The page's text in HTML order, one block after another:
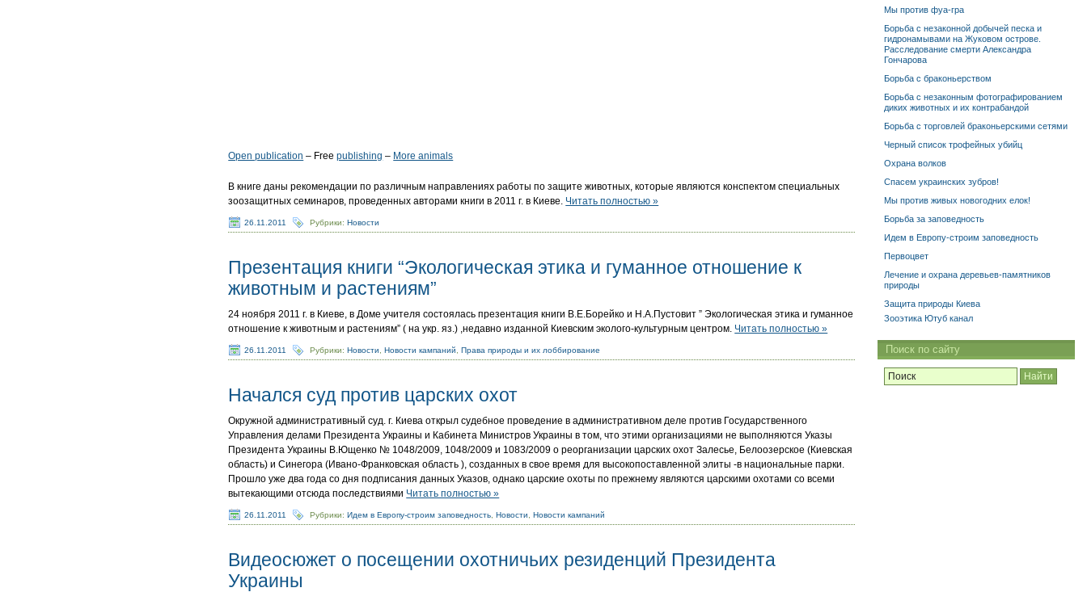
Open publication – Freepublishing – More animals
В книге даны рекомендации по различным направлениях работы по защите животных, которые являются конспектом специальных
зоозащитных семинаров, проведенных авторами книги в 2011 г. в Киеве. Читать полностью »
26.11.2011 Рубрики:Новости
Презентация книги “Экологическая этика и гуманное отношение к
животным и растениям”
24 ноября 2011 г. в Киеве, в Доме учителя состоялась презентация книги В.Е.Борейко и Н.А.Пустовит ” Экологическая этика и гуманное
отношение к животным и растениям” ( на укр. яз.) ,недавно изданной Киевским эколого-культурным центром. Читать полностью »
26.11.2011 Рубрики:Новости ,Новости кампаний ,Права природы и их лоббирование
Начался суд против царских охот
Окружной административный суд. г. Киева открыл судебное проведение в административном деле против Государственного
Управления делами Президента Украины и Кабинета Министров Украины в том, что этими организациями не выполняются Указы
Президента Украины В.Ющенко № 1048/2009, 1048/2009 и 1083/2009 о реорганизации царских охот Залесье, Белоозерское (Киевская
область) и Синегора (Ивано-Франковская область ), созданных в свое время для высокопоставленной элиты -в национальные парки.
Прошло уже два года со дня подписания данных Указов, однако царские охоты по прежнему являются царскими охотами со всеми
вытекающими отсюда последствиями Читать полностью »
26.11.2011 Рубрики:Идем в Европу-строим заповедность ,Новости ,Новости кампаний
Видеосюжет о посещении охотничьих резиденций Президента
Украины
Мы против фуа-гра
Борьба с незаконной добычей песка и
гидронамывами на Жуковом острове.
Расследование смерти Александра
Гончарова
Борьба с браконьерством
Борьба с незаконным фотографированием
диких животных и их контрабандой
Борьба с торговлей браконьерскими сетями
Черный список трофейных убийц
Охрана волков
Спасем украинских зубров!
Мы против живых новогодних елок!
Борьба за заповедность
Идем в Европу-строим заповедность
Первоцвет
Лечение и охрана деревьев-памятников
природы
Защита природы Киева
Зооэтика Ютуб канал
Поиск по сайту